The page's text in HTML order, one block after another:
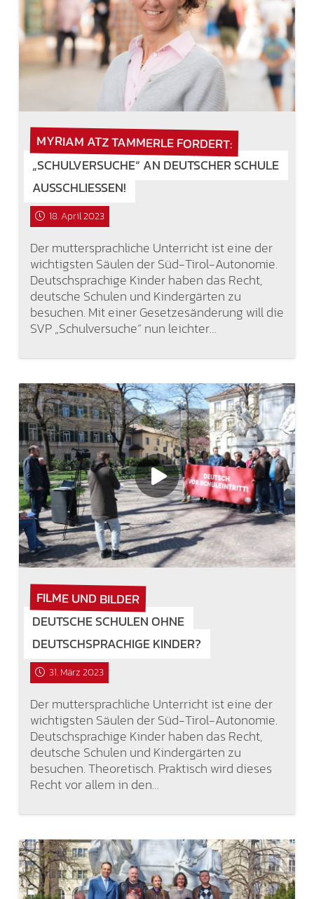
MYRIAM ATZ TAMMERLE FORDERT:
„SCHULVERSUCHE“ AN DEUTSCHER SCHULE
AUSSCHLIESSEN!
18. April 2023
Der muttersprachliche Unterricht ist eine der
wichtigsten Säulen der Süd-Tirol-Autonomie.
Deutschsprachige Kinder haben das Recht,
deutsche Schulen und Kindergärten zu
besuchen. Mit einer Gesetzesänderung will die
SVP „Schulversuche“ nun leichter…
FILME UND BILDER
DEUTSCHE SCHULEN OHNE
DEUTSCHSPRACHIGE KINDER?
31. März 2023
Der muttersprachliche Unterricht ist eine der
wichtigsten Säulen der Süd-Tirol-Autonomie.
Deutschsprachige Kinder haben das Recht,
deutsche Schulen und Kindergärten zu
besuchen. Theoretisch. Praktisch wird dieses
Recht vor allem in den…